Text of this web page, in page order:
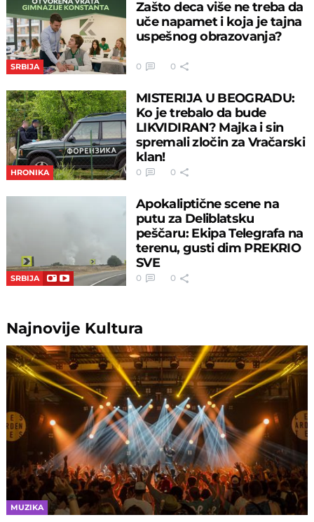
SRBIJA
Zašto deca više ne treba da
uče napamet i koja je tajna
uspešnog obrazovanja?
0 0
HRONIKA
MISTERIJA U BEOGRADU:
Ko je trebalo da bude
LIKVIDIRAN? Majka i sin
spremali zločin za Vračarski
klan!
0 0
SRBIJA
Apokaliptične scene na
putu za Deliblatsku
peščaru: Ekipa Telegrafa na
terenu, gusti dim PREKRIO
SVE
0 0
Najnovije Kultura
MUZIKA